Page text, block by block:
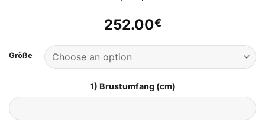
252.00€
Größe
1) Brustumfang (cm)